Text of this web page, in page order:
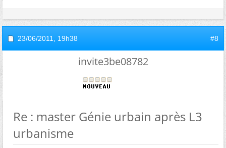
23/06/2011, 19h38 #8
invite3be08782
Re : master Génie urbain après L3
urbanisme